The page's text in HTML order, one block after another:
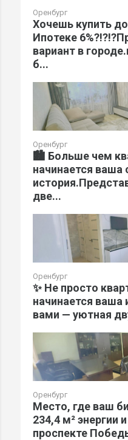
Оренбург
Хочешь купить
Ипотеке
вариант в
б...
Оренбург
🏙️ Больше чем
начинается ваша
две...
Оренбург
✨ Не просто
начинается ваша
вами — уютная
Оренбург
Место, где ваш
234,4 м² энергии
проспекте